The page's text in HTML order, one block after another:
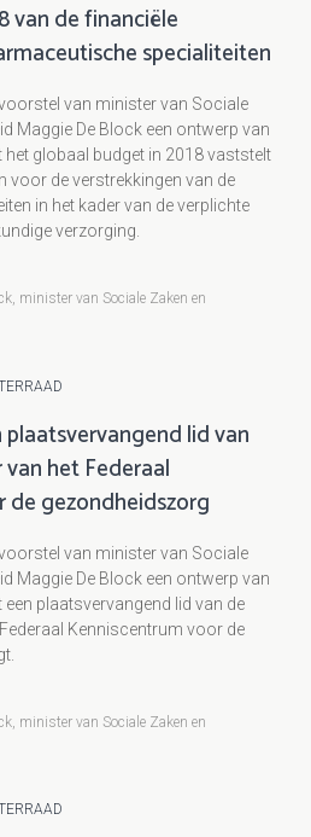
van de financiële
specialiteiten
van minister van Sociale
Maggie De Block een ontwerp van
globaal budget in 2018 vaststelt
voor de verstrekkingen van de
in het kader van de verplichte
verzorging.
minister van Sociale Zaken en
lid van
het Federaal
de gezondheidszorg
van minister van Sociale
Maggie De Block een ontwerp van
plaatsvervangend lid van de
Kenniscentrum voor de
minister van Sociale Zaken en